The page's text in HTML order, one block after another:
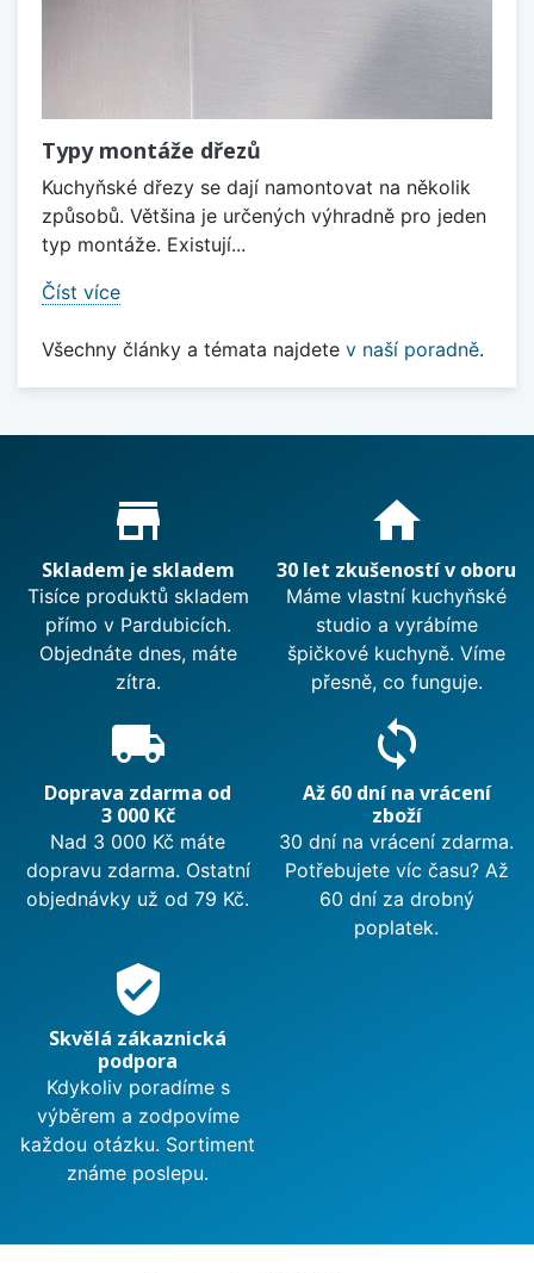
Typy montáže dřezů
Kuchyňské dřezy se dají namontovat na několik
způsobů. Většina je určených výhradně pro jeden
typ montáže. Existují...
Číst více
Všechny články a témata najdete v naší poradně.
Proč nakupovat u nás?
store_mall_directory
Skladem je skladem
Tisíce produktů skladem
přímo v Pardubicích.
Objednáte dnes, máte
zítra.
home
30 let zkušeností v oboru
Máme vlastní kuchyňské
studio a vyrábíme
špičkové kuchyně. Víme
přesně, co funguje.
local_shipping
Doprava zdarma od
3 000 Kč
Nad 3 000 Kč máte
dopravu zdarma. Ostatní
objednávky už od 79 Kč.
sync
Až 60 dní na vrácení
zboží
30 dní na vrácení zdarma.
Potřebujete víc času? Až
60 dní za drobný
poplatek.
verified_user
Skvělá zákaznická
podpora
Kdykoliv poradíme s
výběrem a zodpovíme
každou otázku. Sortiment
známe poslepu.